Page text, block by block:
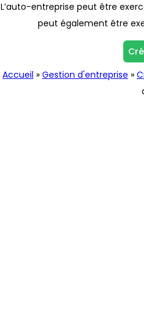
L’auto-entreprise peut être
peut également être
Accueil » Gestion d'entreprise »